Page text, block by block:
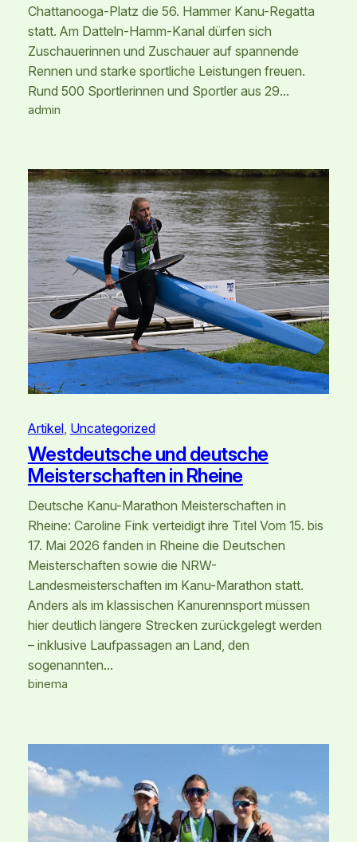
Chattanooga-Platz die 56. Hammer Kanu-Regatta
statt. Am Datteln-Hamm-Kanal dürfen sich
Zuschauerinnen und Zuschauer auf spannende
Rennen und starke sportliche Leistungen freuen.
Rund 500 Sportlerinnen und Sportler aus 29…
admin
Artikel, Uncategorized
Westdeutsche und deutsche
Meisterschaften in Rheine
Deutsche Kanu-Marathon Meisterschaften in
Rheine: Caroline Fink verteidigt ihre Titel Vom 15. bis
17. Mai 2026 fanden in Rheine die Deutschen
Meisterschaften sowie die NRW-
Landesmeisterschaften im Kanu-Marathon statt.
Anders als im klassischen Kanurennsport müssen
hier deutlich längere Strecken zurückgelegt werden
– inklusive Laufpassagen an Land, den
sogenannten…
binema